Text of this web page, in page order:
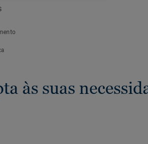
revestimento de parede. Os perfis de
com pavimentos para ambientes
parede.
às suas